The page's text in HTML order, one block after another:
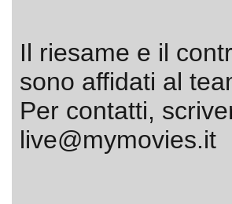
Il riesame e il
sono affidati al
Per contatti,
live@mymovies.it